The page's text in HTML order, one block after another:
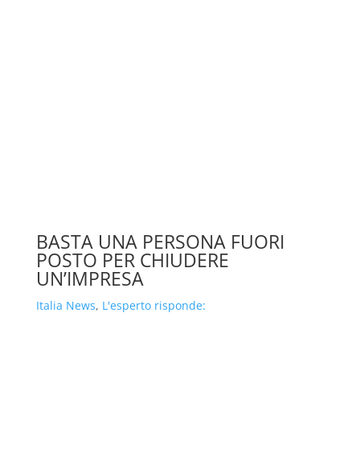
BASTA UNA PERSONA FUORI
POSTO PER CHIUDERE
UN’IMPRESA
Italia News, L'esperto risponde: